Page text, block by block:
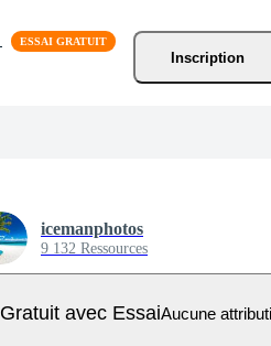
Inscription
icemanphotos
9 132 Ressources
Gratuit avec EssaiAucune